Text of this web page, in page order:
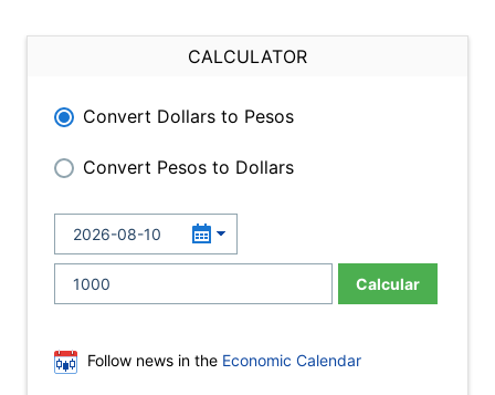
CALCULATOR
Convert Dollars to Pesos
Convert Pesos to Dollars
Calcular
Follow news in the Economic Calendar